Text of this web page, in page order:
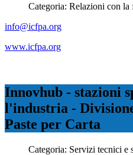
Categoria: Relazioni con la
info@icfpa.org
www.icfpa.org
Innovhub - stazioni
l'industria -
Paste per Carta
Categoria: Servizi tecnici e